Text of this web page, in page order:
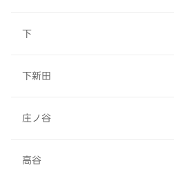
下
下新田
庄ノ谷
高谷